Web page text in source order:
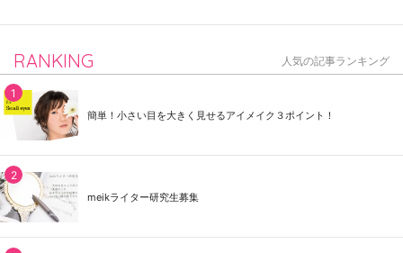
RANKING 人気の記事ランキング
簡単！小さい目を大きく見せるアイメイク３ポイント！
meikライター研究生募集